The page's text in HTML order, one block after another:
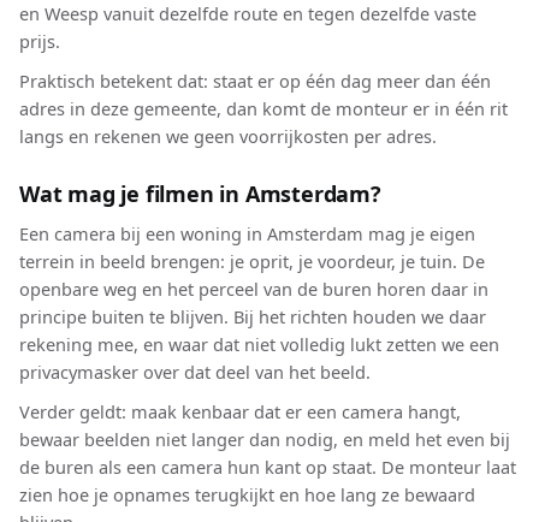
en Weesp vanuit dezelfde route en tegen dezelfde vaste
prijs.
Praktisch betekent dat: staat er op één dag meer dan één
adres in deze gemeente, dan komt de monteur er in één rit
langs en rekenen we geen voorrijkosten per adres.
Wat mag je filmen in Amsterdam?
Een camera bij een woning in Amsterdam mag je eigen
terrein in beeld brengen: je oprit, je voordeur, je tuin. De
openbare weg en het perceel van de buren horen daar in
principe buiten te blijven. Bij het richten houden we daar
rekening mee, en waar dat niet volledig lukt zetten we een
privacymasker over dat deel van het beeld.
Verder geldt: maak kenbaar dat er een camera hangt,
bewaar beelden niet langer dan nodig, en meld het even bij
de buren als een camera hun kant op staat. De monteur laat
zien hoe je opnames terugkijkt en hoe lang ze bewaard